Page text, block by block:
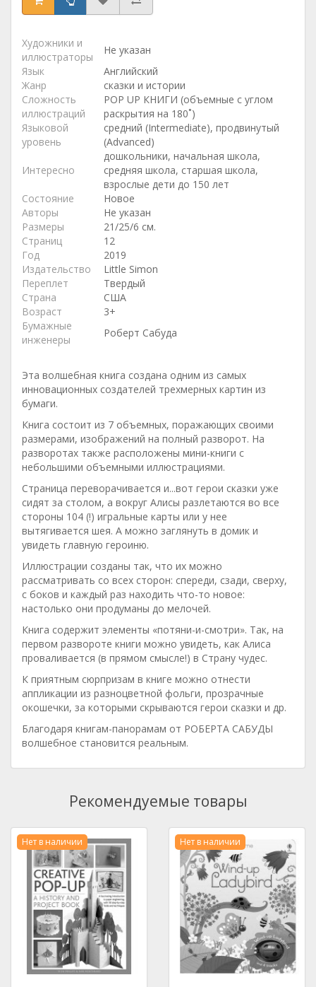
Художники и
иллюстраторы
Не указан
Язык
Английский
Жанр
сказки и истории
Сложность
иллюстраций
POP UP КНИГИ (объемные с углом
раскрытия на 180˚)
Языковой
уровень
средний (Intermediate), продвинутый
(Advanced)
Интересно
дошкольники, начальная школа,
средняя школа, старшая школа,
взрослые дети до 150 лет
Состояние
Новое
Авторы
Не указан
Размеры
21/25/6 см.
Страниц
12
Год
2019
Издательство
Little Simon
Переплет
Твердый
Страна
США
Возраст
3+
Бумажные
инженеры
Роберт Сабуда
Эта волшебная книга создана одним из самых
инновационных создателей трехмерных картин из
бумаги.
Книга состоит из 7 объемных, поражающих своими
размерами, изображений на полный разворот. На
разворотах также расположены мини-книги с
небольшими объемными иллюстрациями.
Страница переворачивается и...вот герои сказки уже
сидят за столом, а вокруг Алисы разлетаются во все
стороны 104 (!) игральные карты или у нее
вытягивается шея. А можно заглянуть в домик и
увидеть главную героиню.
Иллюстрации созданы так, что их можно
рассматривать со всех сторон: спереди, сзади, сверху,
с боков и каждый раз находить что-то новое:
настолько они продуманы до мелочей.
Книга содержит элементы «потяни-и-смотри». Так, на
первом развороте книги можно увидеть, как Алиса
проваливается (в прямом смысле!) в Страну чудес.
К приятным сюрпризам в книге можно отнести
аппликации из разноцветной фольги, прозрачные
окошечки, за которыми скрываются герои сказки и др.
Благодаря книгам-панорамам от РОБЕРТА САБУДЫ
волшебное становится реальным.
Рекомендуемые товары
Нет в наличии Нет в наличии